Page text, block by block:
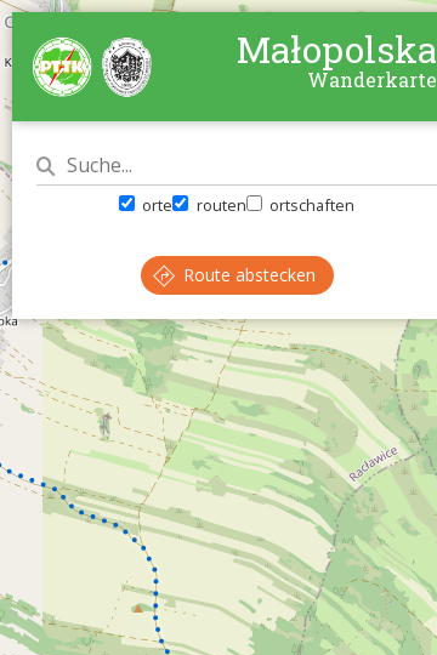
Małopolska
Wanderkarte
orte routen ortschaften
Route abstecken